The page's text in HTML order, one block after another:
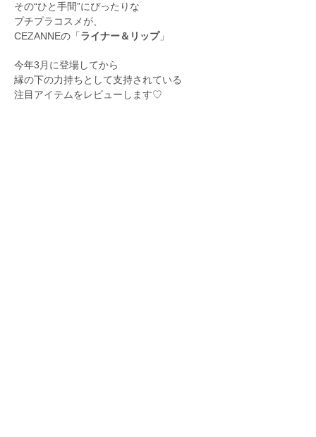
その“ひと手間”にぴったりな
プチプラコスメが、
CEZANNEの「 ライナー＆リップ」
今年3月に登場してから
縁の下の力持ちとして支持されている
注目アイテムをレビューします♡